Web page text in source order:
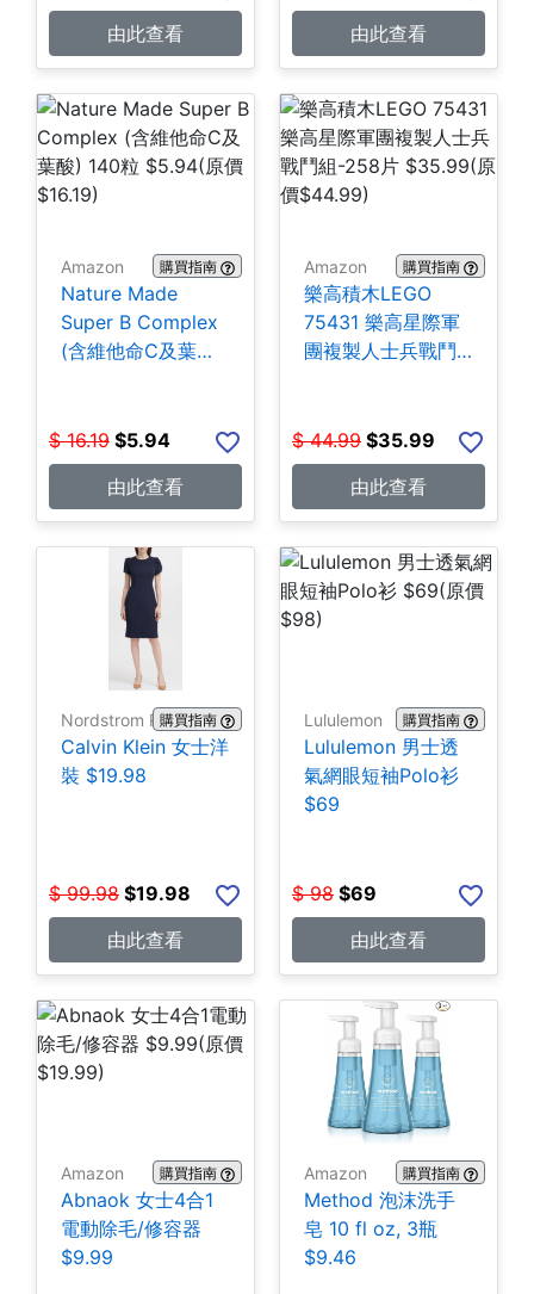
由此查看
由此查看
Amazon 購買指南
Nature Made
Super B Complex
(含維他命C及葉酸)
$ 16.19 $5.94
由此查看
Amazon 購買指南
樂高積木LEGO
75431 樂高星際軍
團複製人士兵戰鬥
$ 44.99 $35.99
由此查看
Nordstrom Rack購買指南
Calvin Klein 女士洋
裝 $19.98
$ 99.98 $19.98
由此查看
Lululemon 購買指南
Lululemon 男士透
氣網眼短袖Polo衫
$69
$ 98 $69
由此查看
Amazon 購買指南
Abnaok 女士4合1
電動除毛/修容器
$9.99
Amazon 購買指南
Method 泡沫洗手
皂 10 fl oz, 3瓶
$9.46